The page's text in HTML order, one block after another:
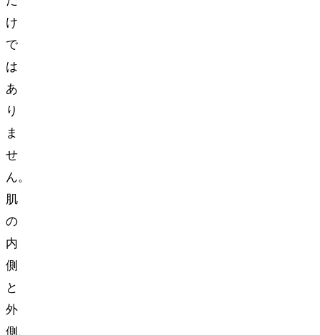
け
で
は
あ
り
ま
せ
ん。
肌
の
内
側
と
外
側、